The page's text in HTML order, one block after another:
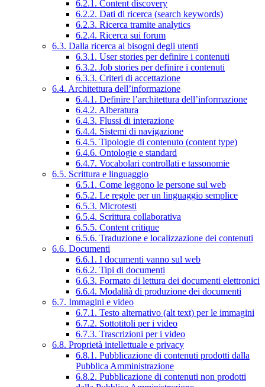
6.2.1. Content discovery
6.2.2. Dati di ricerca (search keywords)
6.2.3. Ricerca tramite analytics
6.2.4. Ricerca sui forum
6.3. Dalla ricerca ai bisogni degli utenti
6.3.1. User stories per definire i contenuti
6.3.2. Job stories per definire i contenuti
6.3.3. Criteri di accettazione
6.4. Architettura dell’informazione
6.4.1. Definire l’architettura dell’informazione
6.4.2. Alberatura
6.4.3. Flussi di interazione
6.4.4. Sistemi di navigazione
6.4.5. Tipologie di contenuto (content type)
6.4.6. Ontologie e standard
6.4.7. Vocabolari controllati e tassonomie
6.5. Scrittura e linguaggio
6.5.1. Come leggono le persone sul web
6.5.2. Le regole per un linguaggio semplice
6.5.3. Microtesti
6.5.4. Scrittura collaborativa
6.5.5. Content critique
6.5.6. Traduzione e localizzazione dei contenuti
6.6. Documenti
6.6.1. I documenti vanno sul web
6.6.2. Tipi di documenti
6.6.3. Formato di lettura dei documenti elettronici
6.6.4. Modalità di produzione dei documenti
6.7. Immagini e video
6.7.1. Testo alternativo (alt text) per le immagini
6.7.2. Sottotitoli per i video
6.7.3. Trascrizioni per i video
6.8. Proprietà intellettuale e privacy
6.8.1. Pubblicazione di contenuti prodotti dalla
Pubblica Amministrazione
6.8.2. Pubblicazione di contenuti non prodotti